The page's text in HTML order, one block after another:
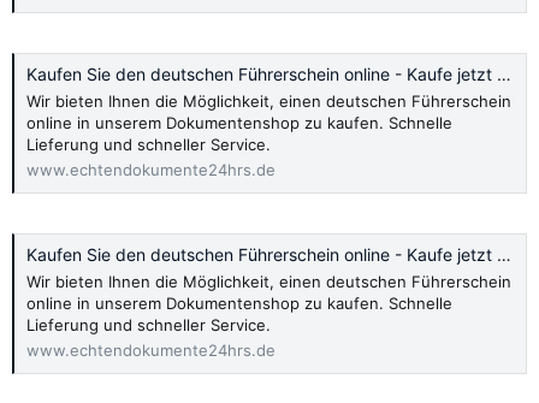
Kaufen Sie den deutschen Führerschein online - Kaufe jetzt 2024
Wir bieten Ihnen die Möglichkeit, einen deutschen Führerschein
online in unserem Dokumentenshop zu kaufen. Schnelle
Lieferung und schneller Service.
www.echtendokumente24hrs.de
Kaufen Sie den deutschen Führerschein online - Kaufe jetzt 2024
Wir bieten Ihnen die Möglichkeit, einen deutschen Führerschein
online in unserem Dokumentenshop zu kaufen. Schnelle
Lieferung und schneller Service.
www.echtendokumente24hrs.de